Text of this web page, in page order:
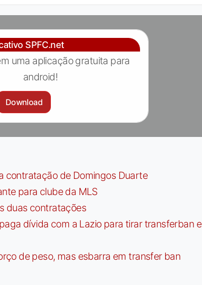
SPFC.net
uma aplicação gratuita para
android!
Download
contratação de Domingos Duarte
para clube da MLS
duas contratações
dívida com a Lazio para tirar transferban e
de peso, mas esbarra em transfer ban